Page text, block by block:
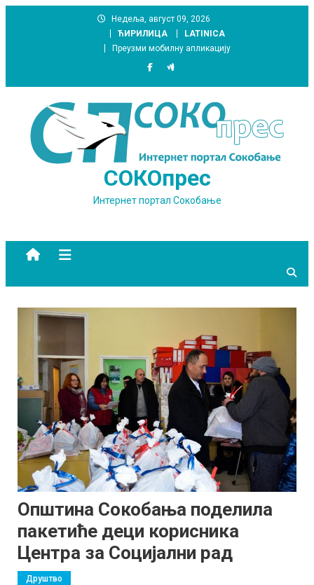
Недеља, август 09, 2026
ЋИРИЛИЦА
LATINICA
Преузми мобилну апликацију
СОКОпрес
Интернет портал Сокобање
Општина Сокобања поделила
пакетиће деци корисника
Центра за Социјални рад
Друштво